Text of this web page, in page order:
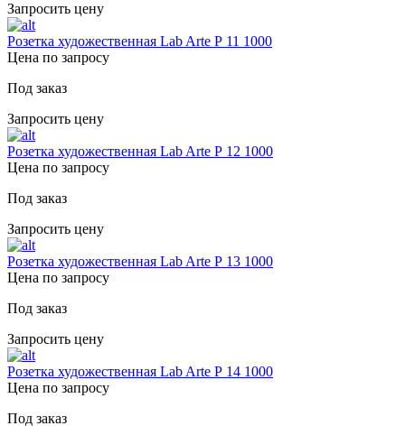
Запросить цену
Розетка художественная Lab Arte Р 11 1000
Цена по запросу
Под заказ
Запросить цену
Розетка художественная Lab Arte Р 12 1000
Цена по запросу
Под заказ
Запросить цену
Розетка художественная Lab Arte Р 13 1000
Цена по запросу
Под заказ
Запросить цену
Розетка художественная Lab Arte Р 14 1000
Цена по запросу
Под заказ